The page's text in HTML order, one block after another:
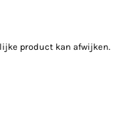
product kan afwijken.